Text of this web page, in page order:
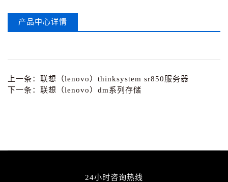
产品中心详情
上一条： 联想（lenovo）thinksystem sr850服务器
下一条： 联想（lenovo）dm系列存储
24小时咨询热线